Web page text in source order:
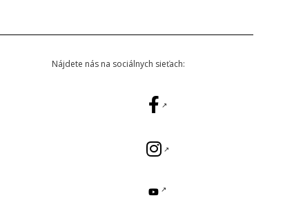
Nájdete nás na sociálnych sieťach: